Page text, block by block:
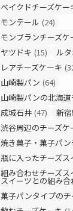
ベイクドチーズケー
モンテール (24)
モンブランチーズケ
ヤツドキ (15) ル
レアチーズケーキ
山崎製パン (64)
山崎製パンの北海
成城石井 (47) 新
渋谷周辺のチーズケ
焼き菓子・菓子パ
瓶に入ったチーズス
組み合わせチーズ
スイーツとの組み合
菓子パンタイプのチ